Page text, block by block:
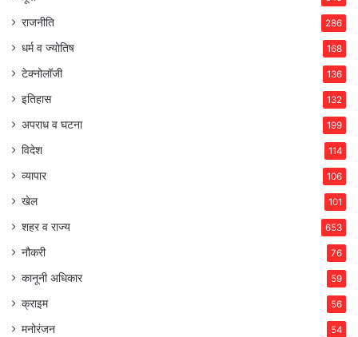
राजनीति 286
धर्म व ज्योतिष 168
टेक्नोलॉजी 136
इतिहास 132
अपराध व घटना 199
विदेश 114
व्यापार 106
खेल 101
शहर व राज्य 653
नौकरी 76
कानूनी अधिकार 59
क्राइम 56
मनोरंजन 54